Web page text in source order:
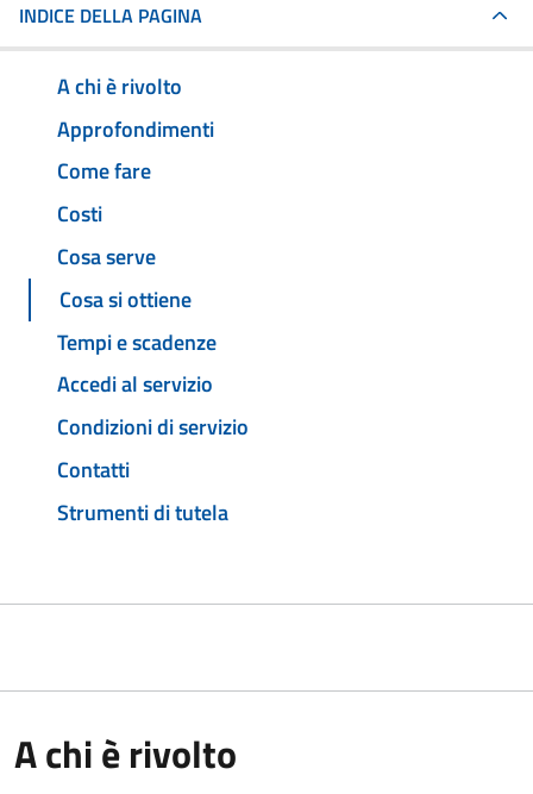
INDICE DELLA PAGINA
A chi è rivolto
Approfondimenti
Come fare
Costi
Cosa serve
Cosa si ottiene
Tempi e scadenze
Accedi al servizio
Condizioni di servizio
Contatti
Strumenti di tutela
A chi è rivolto